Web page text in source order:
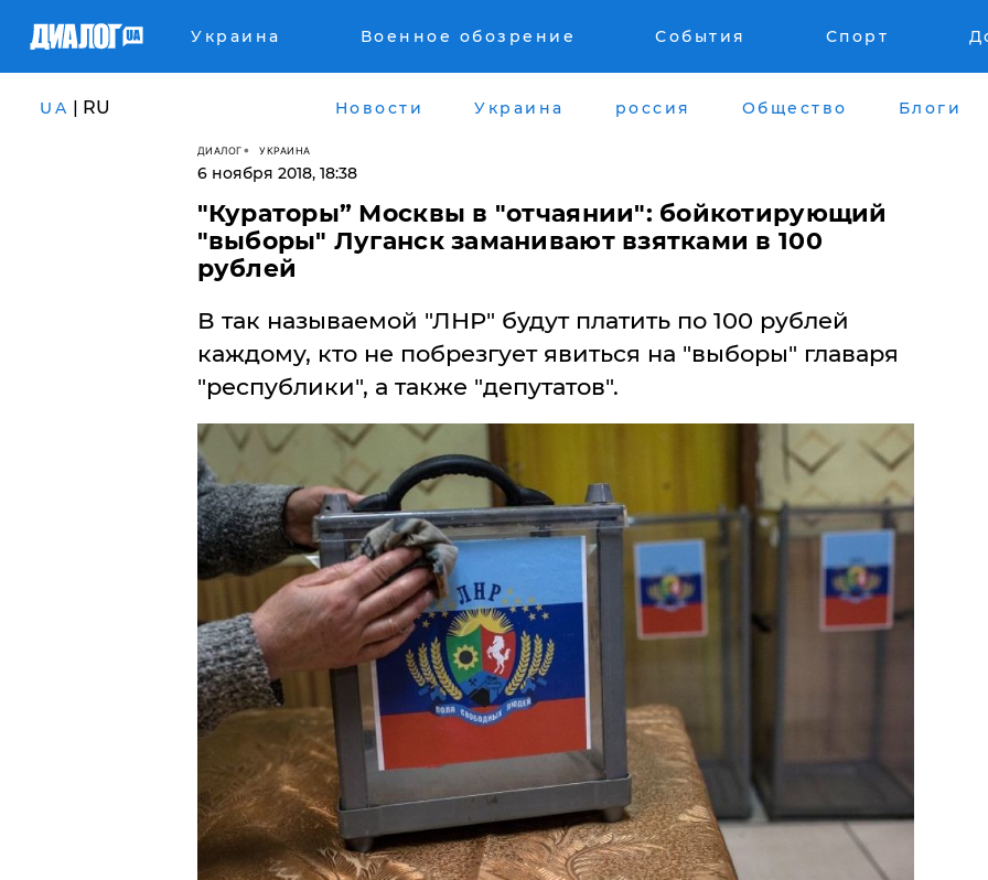
Украина Военное обозрение События Спорт
UA | RU Новости Украина россия Общество Блоги
ДИАЛОГ УКРАИНА
6 ноября 2018, 18:38
​"Кураторы” Москвы в "отчаянии": бойкотирующий
"выборы" Луганск заманивают взятками в 100
рублей
В так называемой "ЛНР" будут платить по 100 рублей
каждому, кто не побрезгует явиться на "выборы" главаря
"республики", а также "депутатов".